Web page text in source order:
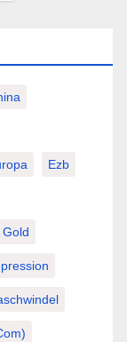
Ezb
Gold